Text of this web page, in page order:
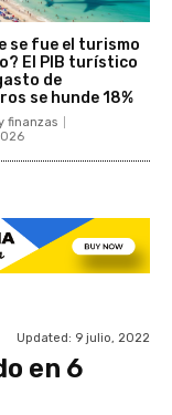
se fue el turismo
El PIB turístico
de
se hunde 18%
finanzas